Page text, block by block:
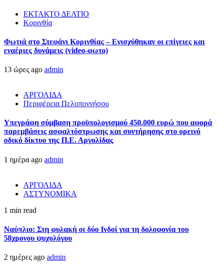
ΕΚΤΑΚΤΟ ΔΕΛΤΙΟ
Κορινθία
Φωτιά στο Στεφάνι Κορινθίας – Ενισχύθηκαν οι επίγειες και
εναέριες δυνάμεις (video-φωτο)
13 ώρες ago admin
ΑΡΓΟΛΙΔΑ
Περιφέρεια Πελοποννήσου
Υπεγράφη σύμβαση προϋπολογισμού 450.000 ευρώ που αφορά
παρεμβάσεις ασφαλτόστρωσης και συντήρησης στο ορεινό
οδικό δίκτυο της Π.Ε. Αργολίδας
1 ημέρα ago admin
ΑΡΓΟΛΙΔΑ
ΑΣΤΥΝΟΜΙΚΑ
1 min read
Ναύπλιο: Στη φυλακή οι δύο Ινδοί για τη δολοφονία του
58χρονου ψυχολόγου
2 ημέρες ago admin